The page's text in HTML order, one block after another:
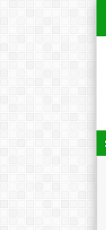
Ajaran 2026/2027: